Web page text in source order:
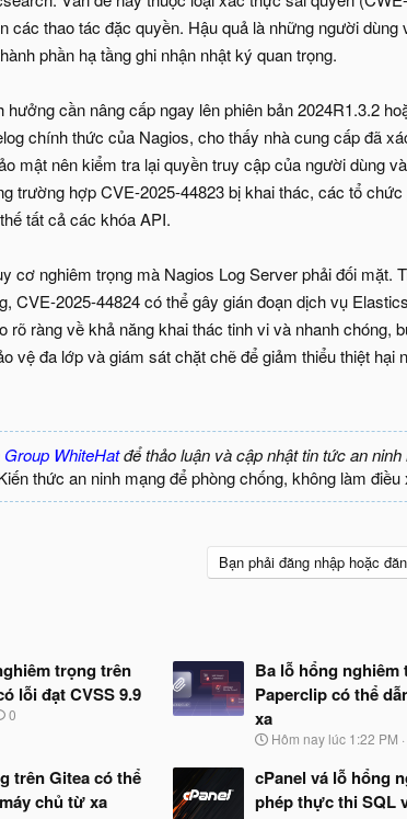
thao tác đặc quyền. Hậu quả là những người dùng
phần hạ tầng ghi nhận nhật ký quan trọng.
cần nâng cấp ngay lên phiên bản 2024R1.3.2
chính thức của Nagios, cho thấy nhà cung cấp đã
mật nên kiểm tra lại quyền truy cập của người dùng
trường hợp CVE-2025-44823 bị khai thác, các tổ
tất cả các khóa API.
cơ nghiêm trọng mà Nagios Log Server phải đối mặt.
2025-44824 có thể gây gián đoạn dịch vụ
ràng về khả năng khai thác tinh vi và nhanh chóng,
vệ đa lớp và giám sát chặt chẽ để giảm thiểu thiệt hại
Group WhiteHatđể thảo luận và cập nhật tin tức an ninh
thức an ninh mạng để phòng chống, không làm điều
Bạn phải đăng nhập hoặc
trọng trên
lỗi đạt CVSS 9.9
0
Ba lỗ hổng
Paperclip có thể
xa
N
à
y
b
Hôm nay lúc 1:22 PM
trên Gitea có thể
chủ từ xa
cPanel vá lỗ hổng
phép thực thi SQL